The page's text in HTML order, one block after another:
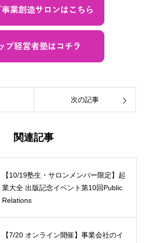
次の記事
関連記事
【10/19塾生・サロンメンバー限定】起
業大全 出版記念イベント第10回Public
Relations
【7/20 オンライン開催】事業会社のイ